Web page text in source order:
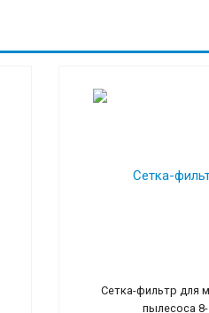
Сетка-фильтр для
пылесоса